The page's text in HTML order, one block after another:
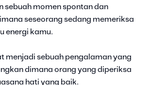
sebuah momen spontan dan
seseorang sedang memeriksa
energi kamu.
menjadi sebuah pengalaman yang
dimana orang yang diperiksa
hati yang baik.